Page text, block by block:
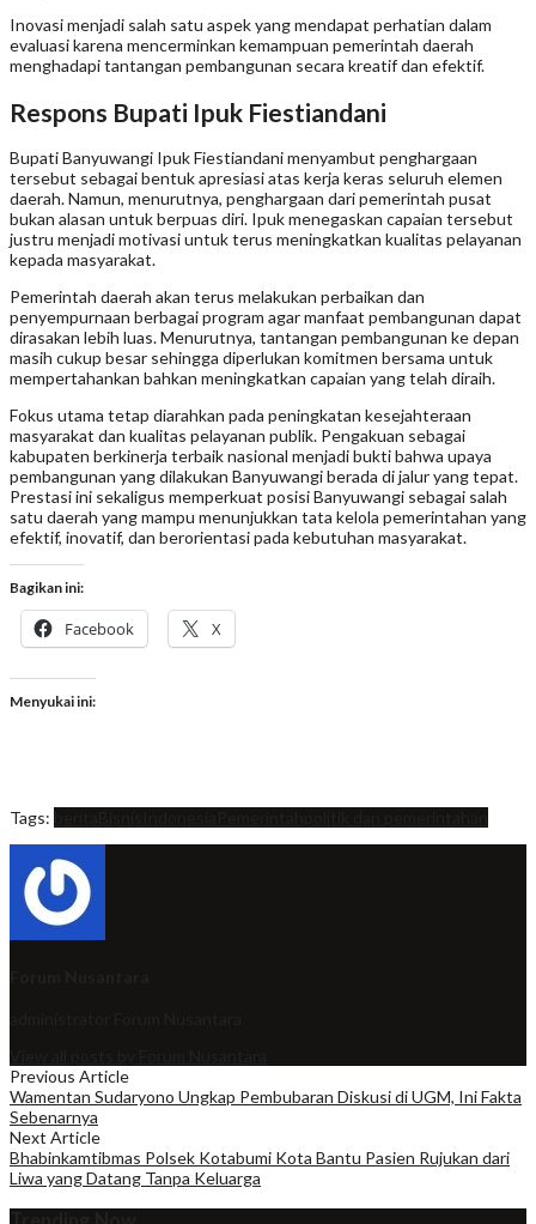
Inovasi menjadi salah satu aspek yang mendapat perhatian dalam
evaluasi karena mencerminkan kemampuan pemerintah daerah
menghadapi tantangan pembangunan secara kreatif dan efektif.
Respons Bupati Ipuk Fiestiandani
Bupati Banyuwangi Ipuk Fiestiandani menyambut penghargaan
tersebut sebagai bentuk apresiasi atas kerja keras seluruh elemen
daerah. Namun, menurutnya, penghargaan dari pemerintah pusat
bukan alasan untuk berpuas diri. Ipuk menegaskan capaian tersebut
justru menjadi motivasi untuk terus meningkatkan kualitas pelayanan
kepada masyarakat.
Pemerintah daerah akan terus melakukan perbaikan dan
penyempurnaan berbagai program agar manfaat pembangunan dapat
dirasakan lebih luas. Menurutnya, tantangan pembangunan ke depan
masih cukup besar sehingga diperlukan komitmen bersama untuk
mempertahankan bahkan meningkatkan capaian yang telah diraih.
Fokus utama tetap diarahkan pada peningkatan kesejahteraan
masyarakat dan kualitas pelayanan publik. Pengakuan sebagai
kabupaten berkinerja terbaik nasional menjadi bukti bahwa upaya
pembangunan yang dilakukan Banyuwangi berada di jalur yang tepat.
Prestasi ini sekaligus memperkuat posisi Banyuwangi sebagai salah
satu daerah yang mampu menunjukkan tata kelola pemerintahan yang
efektif, inovatif, dan berorientasi pada kebutuhan masyarakat.
Bagikan ini:
Facebook X
Menyukai ini:
Tags:
Previous Article
Wamentan Sudaryono Ungkap Pembubaran Diskusi di UGM, Ini Fakta
Sebenarnya
Next Article
Bhabinkamtibmas Polsek Kotabumi Kota Bantu Pasien Rujukan dari
Liwa yang Datang Tanpa Keluarga